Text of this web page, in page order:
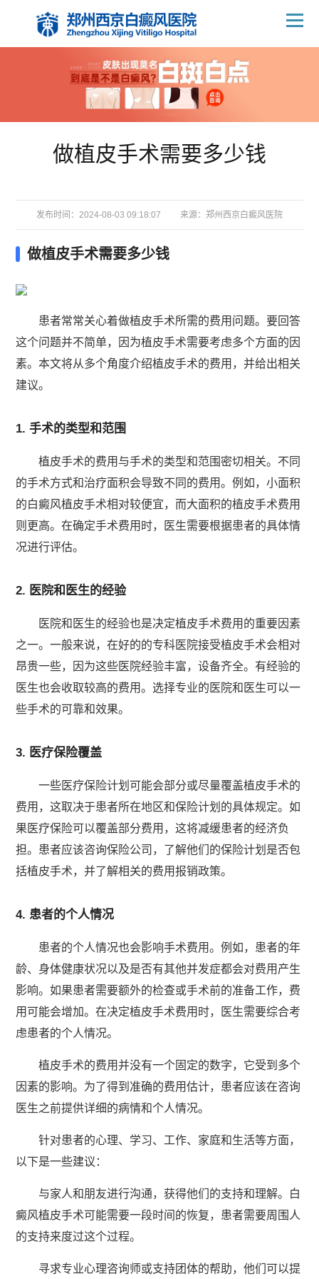
做植皮手术需要多少钱
发布时间：2024-08-03 09:18:07 来源： 郑州西京白癜风医院
做植皮手术需要多少钱
患者常常关心着做植皮手术所需的费用问题。要回答
这个问题并不简单，因为植皮手术需要考虑多个方面的因
素。本文将从多个角度介绍植皮手术的费用，并给出相关
建议。
1. 手术的类型和范围
植皮手术的费用与手术的类型和范围密切相关。不同
的手术方式和治疗面积会导致不同的费用。例如，小面积
的白癜风植皮手术相对较便宜，而大面积的植皮手术费用
则更高。在确定手术费用时，医生需要根据患者的具体情
况进行评估。
2. 医院和医生的经验
医院和医生的经验也是决定植皮手术费用的重要因素
之一。一般来说，在好的的专科医院接受植皮手术会相对
昂贵一些，因为这些医院经验丰富，设备齐全。有经验的
医生也会收取较高的费用。选择专业的医院和医生可以一
些手术的可靠和效果。
3. 医疗保险覆盖
一些医疗保险计划可能会部分或尽量覆盖植皮手术的
费用，这取决于患者所在地区和保险计划的具体规定。如
果医疗保险可以覆盖部分费用，这将减缓患者的经济负
担。患者应该咨询保险公司，了解他们的保险计划是否包
括植皮手术，并了解相关的费用报销政策。
4. 患者的个人情况
患者的个人情况也会影响手术费用。例如，患者的年
龄、身体健康状况以及是否有其他并发症都会对费用产生
影响。如果患者需要额外的检查或手术前的准备工作，费
用可能会增加。在决定植皮手术费用时，医生需要综合考
虑患者的个人情况。
植皮手术的费用并没有一个固定的数字，它受到多个
因素的影响。为了得到准确的费用估计，患者应该在咨询
医生之前提供详细的病情和个人情况。
针对患者的心理、学习、工作、家庭和生活等方面，
以下是一些建议：
与家人和朋友进行沟通，获得他们的支持和理解。白
癜风植皮手术可能需要一段时间的恢复，患者需要周围人
的支持来度过这个过程。
寻求专业心理咨询师或支持团体的帮助，他们可以提